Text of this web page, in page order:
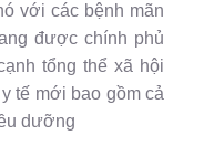
với các bệnh mãn
được chính phủ
tổng thể xã hội
tế mới bao gồm cả
dưỡng